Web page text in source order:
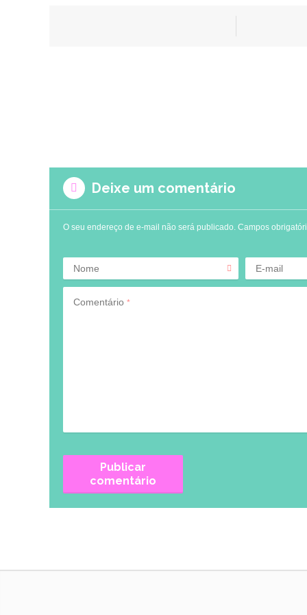
Deixe um comentário
O seu endereço de e-mail não será publicado. Campos
Nome E-mail
Comentário *